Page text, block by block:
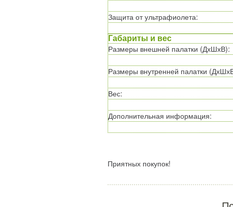
Защита от ультрафиолета:
Габариты и вес
Размеры внешней палатки (ДхШхВ):
Размеры внутренней палатки
Вес:
Дополнительная информация:
Приятных покупок!